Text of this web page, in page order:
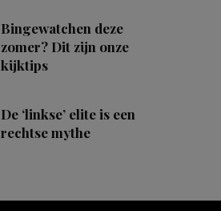
Bingewatchen deze
zomer? Dit zijn onze
kijktips
De ‘linkse’ elite is een
rechtse mythe